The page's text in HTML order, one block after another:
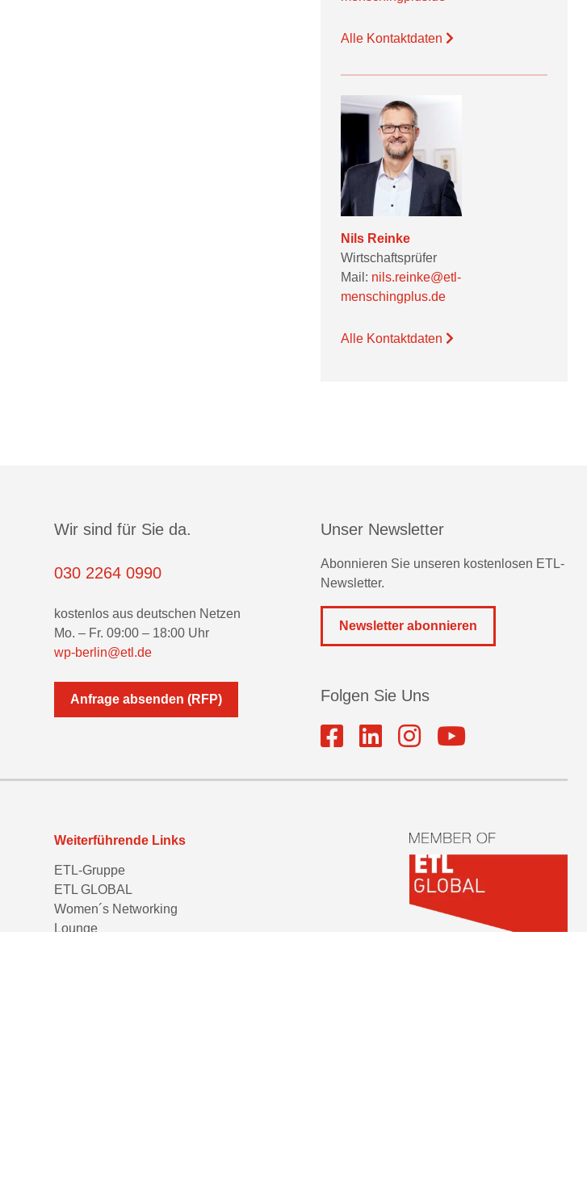
Alle Kontaktdaten
Nils Reinke
Wirtschaftsprüfer
Mail: nils.reinke@etl-
menschingplus.de
Alle Kontaktdaten
Wir sind für Sie da.
030 2264 0990
kostenlos aus deutschen Netzen
Mo. – Fr. 09:00 – 18:00 Uhr
wp-berlin@etl.de
Anfrage absenden (RFP)
Unser Newsletter
Abonnieren Sie unseren kostenlosen ETL-
Newsletter.
Newsletter abonnieren
Folgen Sie Uns
Weiterführende Links
ETL-Gruppe
ETL GLOBAL
Women´s Networking
Lounge